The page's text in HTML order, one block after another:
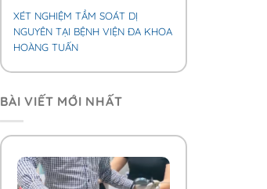
XÉT NGHIỆM TẦM SOÁT DỊ
NGUYÊN TẠI BỆNH VIỆN ĐA KHOA
HOÀNG TUẤN
BÀI VIẾT MỚI NHẤT